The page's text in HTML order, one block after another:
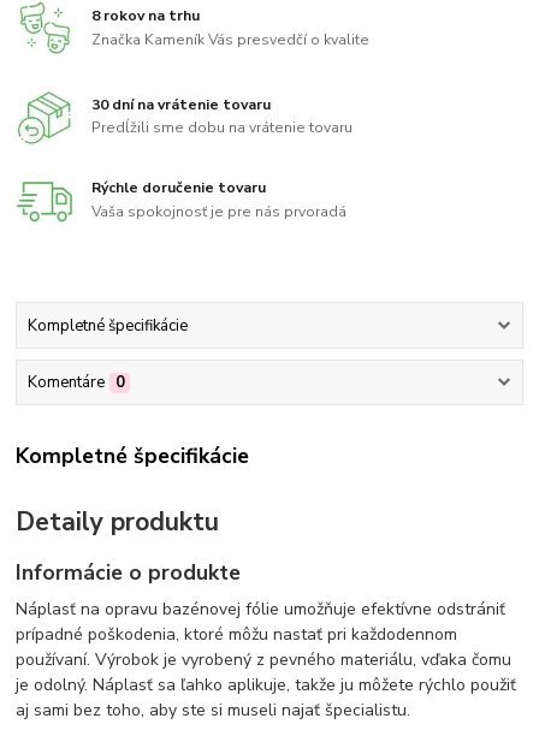
8 rokov na trhu
Značka Kameník Vás presvedčí o kvalite
30 dní na vrátenie tovaru
Predĺžili sme dobu na vrátenie tovaru
Rýchle doručenie tovaru
Vaša spokojnosť je pre nás prvoradá
Kompletné špecifikácie
Komentáre 0
Kompletné špecifikácie
Detaily produktu
Informácie o produkte
Náplasť na opravu bazénovej fólie umožňuje efektívne odstrániť
prípadné poškodenia, ktoré môžu nastať pri každodennom
používaní. Výrobok je vyrobený z pevného materiálu, vďaka čomu
je odolný. Náplasť sa ľahko aplikuje, takže ju môžete rýchlo použiť
aj sami bez toho, aby ste si museli najať špecialistu.